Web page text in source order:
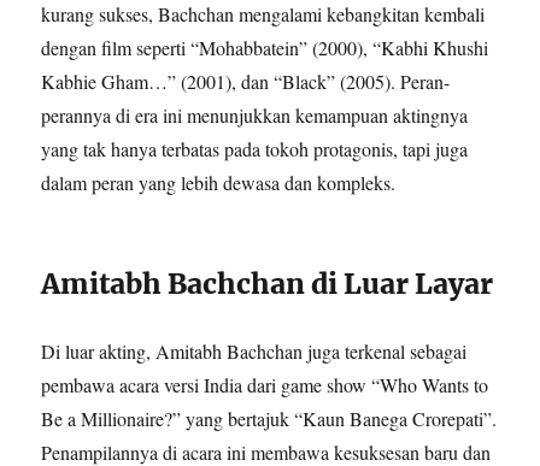
kurang sukses, Bachchan mengalami kebangkitan kembali
dengan film seperti “Mohabbatein” (2000), “Kabhi Khushi
Kabhie Gham…” (2001), dan “Black” (2005). Peran-
perannya di era ini menunjukkan kemampuan aktingnya
yang tak hanya terbatas pada tokoh protagonis, tapi juga
dalam peran yang lebih dewasa dan kompleks.
Amitabh Bachchan di Luar Layar
Di luar akting, Amitabh Bachchan juga terkenal sebagai
pembawa acara versi India dari game show “Who Wants to
Be a Millionaire?” yang bertajuk “Kaun Banega Crorepati”.
Penampilannya di acara ini membawa kesuksesan baru dan